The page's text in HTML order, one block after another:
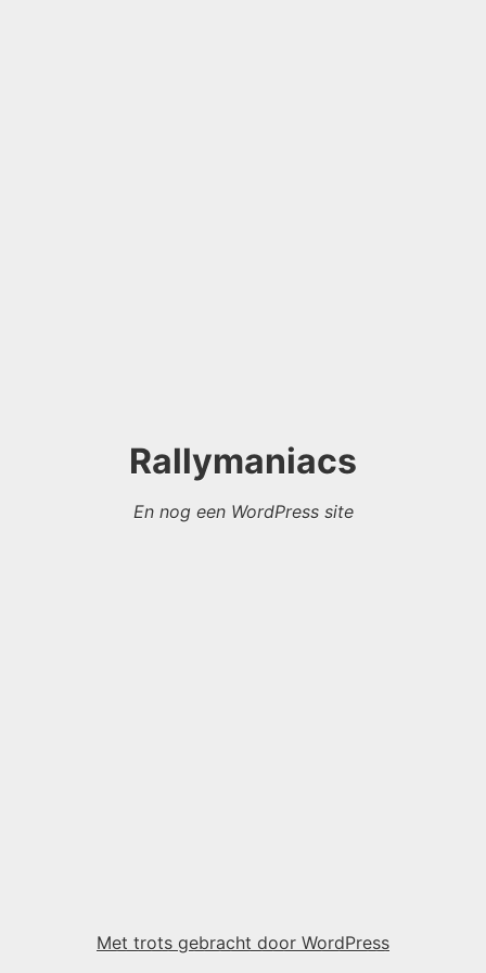
Rallymaniacs
En nog een WordPress site
Met trots gebracht door WordPress